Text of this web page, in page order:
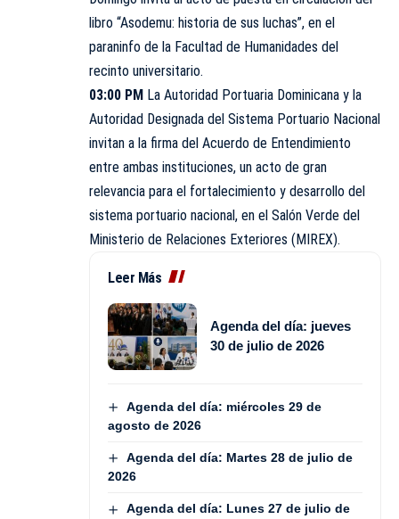
libro “Asodemu: historia de sus luchas”, en el
paraninfo de la Facultad de Humanidades del
recinto universitario.
03:00 PM La Autoridad Portuaria Dominicana y la
Autoridad Designada del Sistema Portuario Nacional
invitan a la firma del Acuerdo de Entendimiento
entre ambas instituciones, un acto de gran
relevancia para el fortalecimiento y desarrollo del
sistema portuario nacional, en el Salón Verde del
Ministerio de Relaciones Exteriores (MIREX).
Leer Más
Agenda del día: jueves
30 de julio de 2026
Agenda del día: miércoles 29 de
agosto de 2026
Agenda del día: Martes 28 de julio de
2026
Agenda del día: Lunes 27 de julio de